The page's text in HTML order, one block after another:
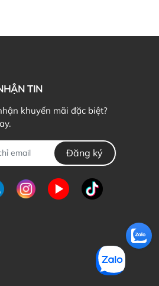
bạn gái mới quen?
khắp mọi nẻo đường, ai ai
TIN
khuyến mãi đặc biệt?
Đăng ký